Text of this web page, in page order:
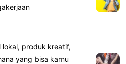
lokal, produk kreatif,
yang bisa kamu